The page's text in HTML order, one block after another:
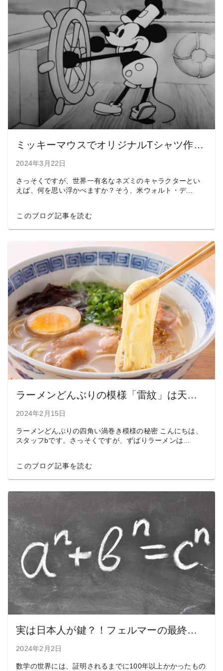
ミッキーマウスでオリジナルTシャツ作成？！パブリックドメインの活用と注意点
2024年3月22日
さっそくですが、世界一有名なネズミのキャラクターとい
えば、何を思い浮かべますか？そう、米ウォルト・デ...
このブログ記事を読む
ラーメンどんぶりの模様「雷紋」は天の意志！〜では「囍」は？
2024年2月15日
ラーメンどんぶりの四角い渦巻き模様の秘密 こんにちは、
スタッフbです。さっそくですが、ずばりラーメンは...
このブログ記事を読む
実は日本人が鍵？！フェルマーの最終定理に挑んだ数学者たちのドラマ
2024年2月2日
数学の世界には、証明されるまでに100年以上かかったもの